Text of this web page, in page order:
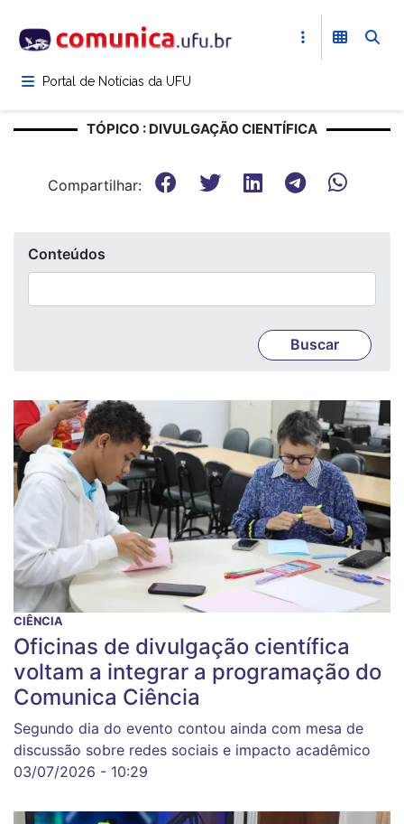
para
conteúdoPortal de Notícias da UFU
TÓPICO : DIVULGAÇÃO CIENTÍFICA
Compartilhar:
Conteúdos
CIÊNCIA
Oficinas de divulgação científica
voltam a integrar a programação do
Comunica Ciência
Segundo dia do evento contou ainda com mesa de
discussão sobre redes sociais e impacto acadêmico
03/07/2026 - 10:29